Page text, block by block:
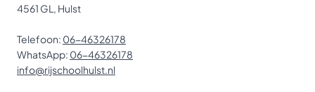
4561 GL, Hulst
Telefoon: 06-46326178
WhatsApp: 06-46326178
info@rijschoolhulst.nl